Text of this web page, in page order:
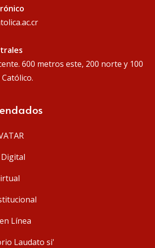
600 metros este, 200 norte y 100
Línea
Laudato si'